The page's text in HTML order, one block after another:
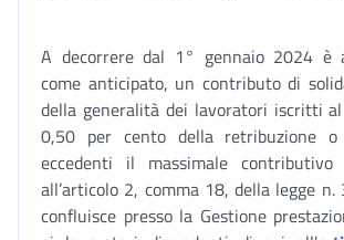
A decorrere dal 1° gennaio 2024 è
come anticipato, un contributo di
della generalità dei lavoratori iscritti
0,50 per cento della retribuzione o
eccedenti il massimale
all’articolo 2, comma 18, della legge
confluisce presso la Gestione